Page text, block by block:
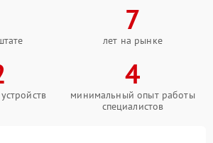
7
лет на рынке
4
минимальный опыт работы
специалистов